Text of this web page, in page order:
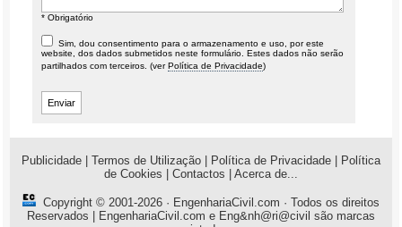
* Obrigatório
Sim, dou consentimento para o armazenamento e uso, por este
website, dos dados submetidos neste formulário. Estes dados não serão
partilhados com terceiros. (verPolítica de Privacidade)
Publicidade Termos de Utilização Política de Privacidade
Política
de Cookies
Contactos Acerca de...
Copyright © 2001-2026 · EngenhariaCivil.com · Todos os direitos
Reservados | EngenhariaCivil.com e Eng&nh@ri@civil são marcas